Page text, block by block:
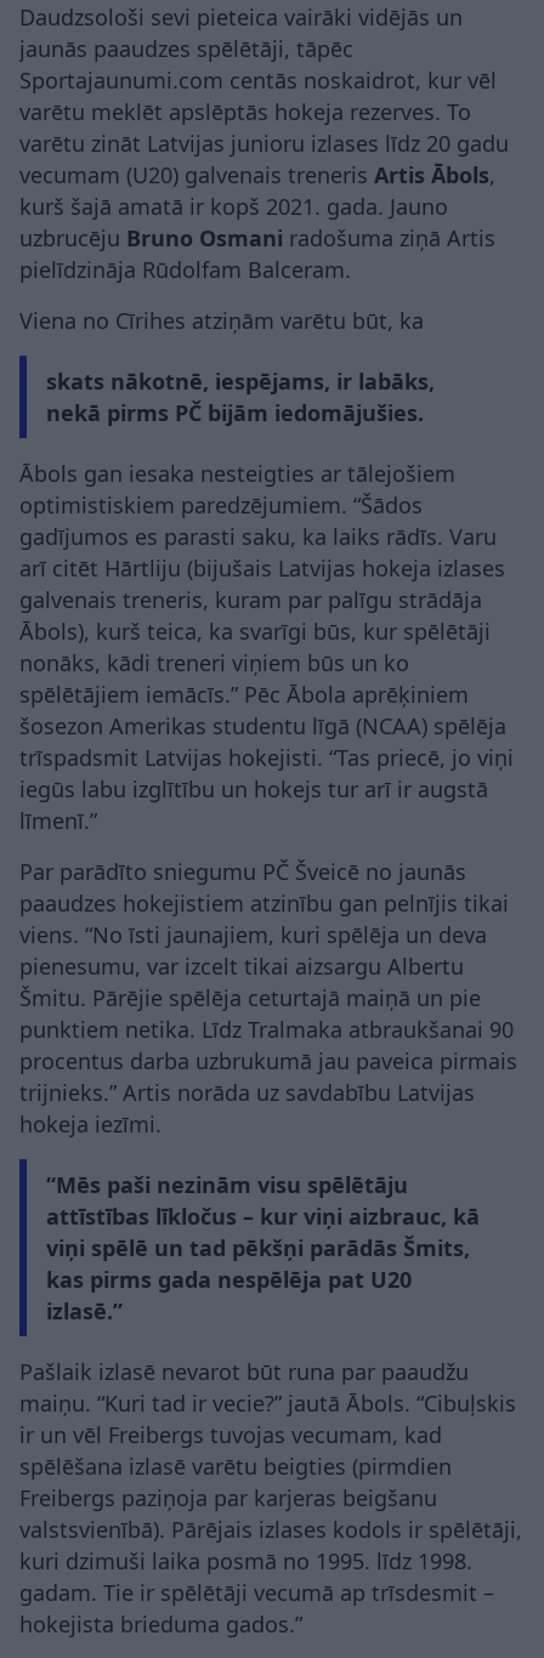
Daudzsološi sevi pieteica vairāki vidējās un
jaunās paaudzes spēlētāji, tāpēc
Sportajaunumi.com centās noskaidrot, kur vēl
varētu meklēt apslēptās hokeja rezerves. To
varētu zināt Latvijas junioru izlases līdz 20 gadu
vecumam (U20) galvenais treneris Artis Ābols,
kurš šajā amatā ir kopš 2021. gada. Jauno
uzbrucēju Bruno Osmani radošuma ziņā Artis
pielīdzināja Rūdolfam Balceram.
Viena no Cīrihes atziņām varētu būt, ka
skats nākotnē, iespējams, ir labāks,
nekā pirms PČ bijām iedomājušies.
Ābols gan iesaka nesteigties ar tālejošiem
optimistiskiem paredzējumiem. “Šādos
gadījumos es parasti saku, ka laiks rādīs. Varu
arī citēt Hārtliju (bijušais Latvijas hokeja izlases
galvenais treneris, kuram par palīgu strādāja
Ābols), kurš teica, ka svarīgi būs, kur spēlētāji
nonāks, kādi treneri viņiem būs un ko
spēlētājiem iemācīs.” Pēc Ābola aprēķiniem
šosezon Amerikas studentu līgā (NCAA) spēlēja
trīspadsmit Latvijas hokejisti. “Tas priecē, jo viņi
iegūs labu izglītību un hokejs tur arī ir augstā
līmenī.”
Par parādīto sniegumu PČ Šveicē no jaunās
paaudzes hokejistiem atzinību gan pelnījis tikai
viens. “No īsti jaunajiem, kuri spēlēja un deva
pienesumu, var izcelt tikai aizsargu Albertu
Šmitu. Pārējie spēlēja ceturtajā maiņā un pie
punktiem netika. Līdz Tralmaka atbraukšanai 90
procentus darba uzbrukumā jau paveica pirmais
trijnieks.” Artis norāda uz savdabību Latvijas
hokeja iezīmi.
“Mēs paši nezinām visu spēlētāju
attīstības līkločus – kur viņi aizbrauc, kā
viņi spēlē un tad pēkšņi parādās Šmits,
kas pirms gada nespēlēja pat U20
izlasē.”
Pašlaik izlasē nevarot būt runa par paaudžu
maiņu. “Kuri tad ir vecie?” jautā Ābols. “Cibuļskis
ir un vēl Freibergs tuvojas vecumam, kad
spēlēšana izlasē varētu beigties (pirmdien
Freibergs paziņoja par karjeras beigšanu
valstsvienībā). Pārējais izlases kodols ir spēlētāji,
kuri dzimuši laika posmā no 1995. līdz 1998.
gadam. Tie ir spēlētāji vecumā ap trīsdesmit –
hokejista brieduma gados.”